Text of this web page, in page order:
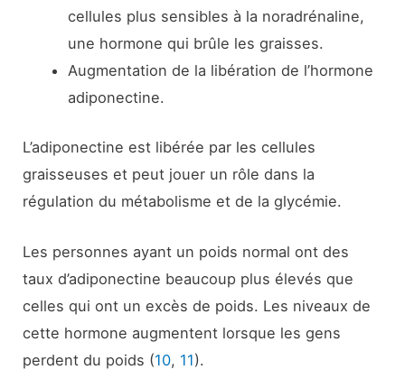
cellules plus sensibles à la noradrénaline,
une hormone qui brûle les graisses.
Augmentation de la libération de l’hormone
adiponectine.
L’adiponectine est libérée par les cellules
graisseuses et peut jouer un rôle dans la
régulation du métabolisme et de la glycémie.
Les personnes ayant un poids normal ont des
taux d’adiponectine beaucoup plus élevés que
celles qui ont un excès de poids. Les niveaux de
cette hormone augmentent lorsque les gens
perdent du poids (10, 11).